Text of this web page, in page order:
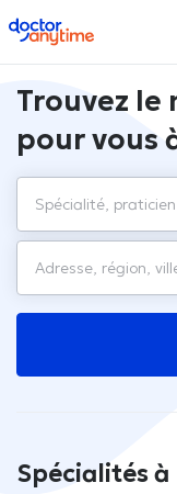
doctoranytime
Trouvez
pour vous
Spécialités à